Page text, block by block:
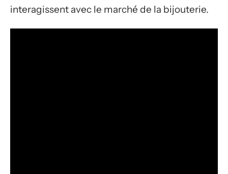
interagissent avec le marché de la bijouterie.